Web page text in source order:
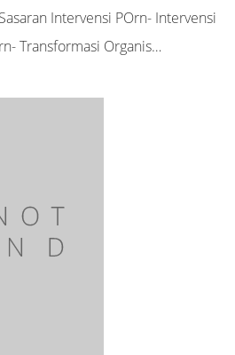
Intervensi POrn- Intervensi
Transformasi Organis…